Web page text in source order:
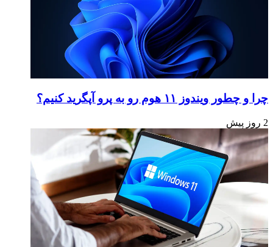
چرا و چطور ویندوز ۱۱ هوم رو به پرو آپگرید کنیم؟
2 روز پیش